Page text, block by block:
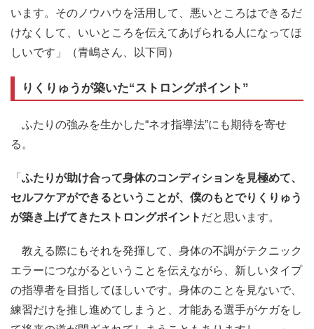
います。そのノウハウを活用して、悪いところはできるだ
けなくして、いいところを伝えてあげられる人になってほ
しいです」（青嶋さん、以下同）
りくりゅうが築いた“ストロングポイント”
ふたりの強みを生かした“ネオ指導法”にも期待を寄せ
る。
「 ふたりが助け合って身体のコンディションを見極めて、
セルフケアができるということが、僕のもとでりくりゅう
が築き上げてきたストロングポイント だと思います。
教える際にもそれを発揮して、身体の不調がテクニック
エラーにつながるということを伝えながら、新しいタイプ
の指導者を目指してほしいです。身体のことを見ないで、
練習だけを推し進めてしまうと、才能ある選手がケガをし